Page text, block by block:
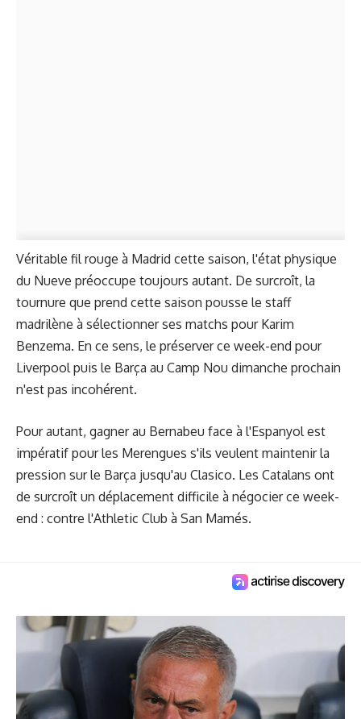
Véritable fil rouge à Madrid cette saison, l'état physique
du Nueve préoccupe toujours autant. De surcroît, la
tournure que prend cette saison pousse le staff
madrilène à sélectionner ses matchs pour Karim
Benzema. En ce sens, le préserver ce week-end pour
Liverpool puis le Barça au Camp Nou dimanche prochain
n'est pas incohérent.
Pour autant, gagner au Bernabeu face à l'Espanyol est
impératif pour les Merengues s'ils veulent maintenir la
pression sur le Barça jusqu'au Clasico. Les Catalans ont
de surcroît un déplacement difficile à négocier ce week-
end : contre l'Athletic Club à San Mamés.